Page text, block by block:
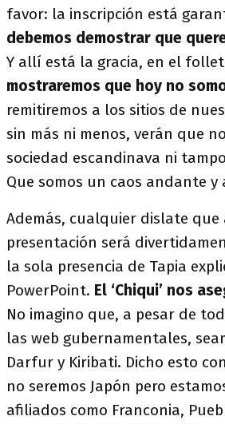
favor: la inscripción está
debemos demostrar que
Y allí está la gracia, en el
mostraremos que hoy no
remitiremos a los sitios de
sin más ni menos, verán que
sociedad escandinava ni
Que somos un caos andante y
Además, cualquier dislate que
presentación será
la sola presencia de Tapia
PowerPoint. El ‘Chiqui’ nos
No imagino que, a pesar de
las web gubernamentales,
Darfur y Kiribati. Dicho esto
no seremos Japón pero
afiliados como Franconia,